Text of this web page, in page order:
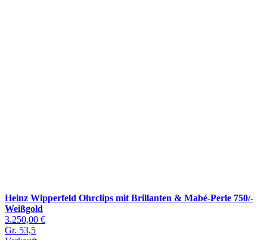
Heinz Wipperfeld Ohrclips mit Brillanten & Mabé-Perle 750/-
Weißgold
3.250,00 €
Gr. 53,5